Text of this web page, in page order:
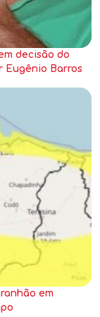
decisão do
Eugênio Barros
em